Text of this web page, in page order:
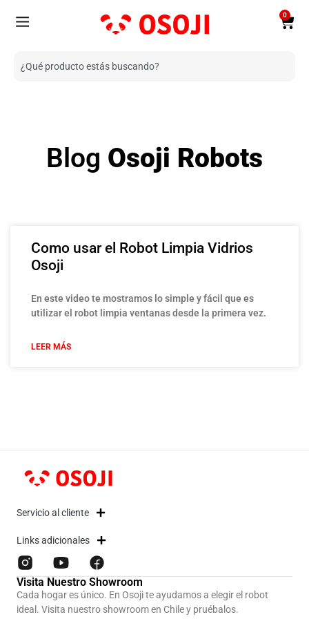
0
Blog Osoji Robots
Como usar el Robot Limpia Vidrios
Osoji
En este video te mostramos lo simple y fácil que es
utilizar el robot limpia ventanas desde la primera vez.
LEER MÁS
Servicio al cliente
Links adicionales
Visita Nuestro Showroom
Cada hogar es único. En Osoji te ayudamos a elegir el robot
ideal. Visita nuestro showroom en Chile y pruébalos.